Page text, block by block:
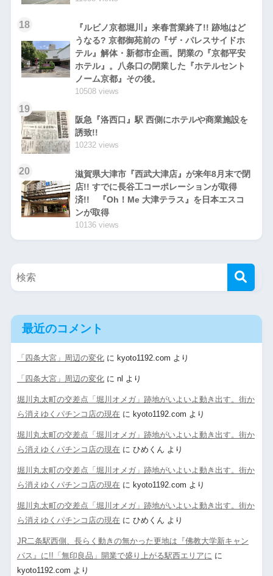
18
『ルビノ京都堀川』来春営業終了!! 跡地はど
うなる? 京都御苑前の『ザ・パレスサイドホ
テル』解体・新都市企画。閉業の『京都平安
ホテル』。八条口の閉業した『ホテルセント
ノーム京都』その後。
10508 views
19
阪急『洛西口』駅 西側にホテルや商業施設を
誘致!!
10232 views
20
滋賀県大津市『西武大津店』が来年8月末で閉
店!! すでに長谷工コーポレーションが取得
済!! 『Oh！Me 大津テラス』を日本エスコ
ンが取得
10136 views
最近のコメント
「四条大宮」周辺の変化に kyoto1192.com より
「四条大宮」周辺の変化に nl より
堀川丸太町の交差点「堀川オメガ」跡地がいよいよ動き出す。街か
ら消えゆくパチンコ店の現在 に kyoto1192.com より
堀川丸太町の交差点「堀川オメガ」跡地がいよいよ動き出す。街か
ら消えゆくパチンコ店の現在 に ひめくん より
堀川丸太町の交差点「堀川オメガ」跡地がいよいよ動き出す。街か
ら消えゆくパチンコ店の現在 に kyoto1192.com より
堀川丸太町の交差点「堀川オメガ」跡地がいよいよ動き出す。街か
ら消えゆくパチンコ店の現在 に ひめくん より
JR二条駅西側、長らく動きの無かった更地は『佛教大学新キャン
パス』に!!「無印良品」開業で盛り上がる駅西エリアに に
kyoto1192.com より